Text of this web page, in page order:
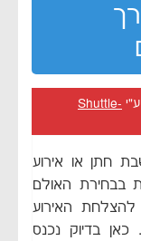
Shuttle-
חתן או אירוע
בבחירת האולם
להצלחת האירוע
כאן בדיוק נכנס